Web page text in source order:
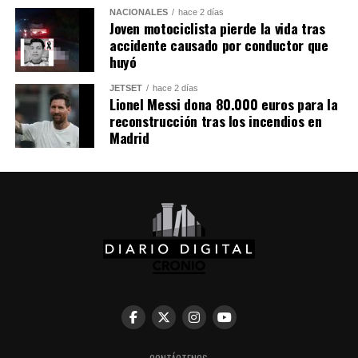
Facebook X
Me gusta esto:
NACIONALES hace 2 días
Joven motociclista pierde la vida tras
accidente causado por conductor que
huyó
JETSET hace 2 días
Lionel Messi dona 80.000 euros para la
reconstrucción tras los incendios en
Madrid